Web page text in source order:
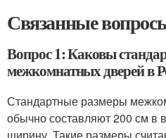
Связанные
Вопрос 1: Каковы
межкомнатных дверей в
Стандартные размеры
обычно составляют 200 см в